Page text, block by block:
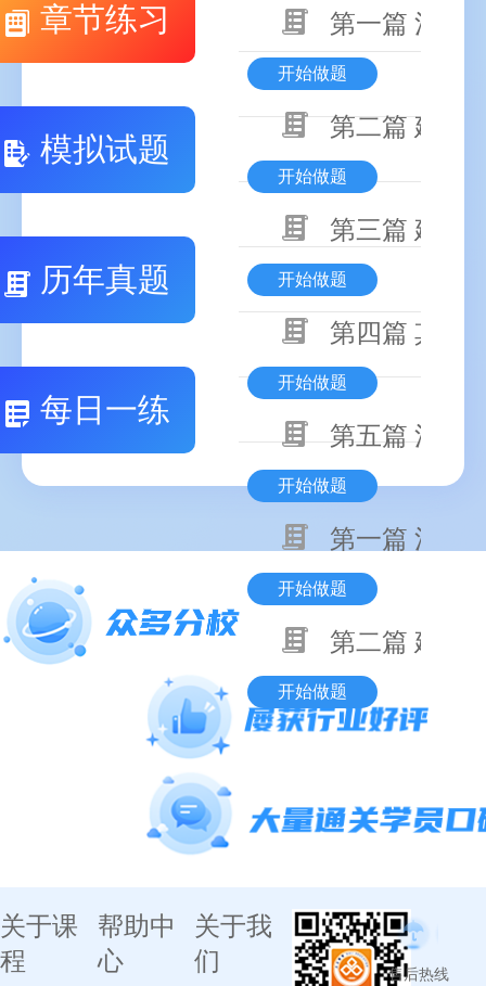
章节练习
模拟试题
历年真题
每日一练
第一篇 消防
开始做题
第二篇 建筑
开始做题
第三篇 建筑
开始做题
第四篇 其他
开始做题
第五篇 消防
开始做题
第一篇 消防
开始做题
第二篇 建筑
开始做题
关于课
程
帮助中
心
关于我
们
售后热线